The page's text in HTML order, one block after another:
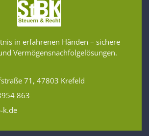
in erfahrenen Händen – sichere
Vermögensnachfolgelösungen.
71, 47803 Krefeld
863
k.de